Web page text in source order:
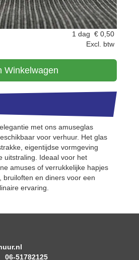
1 dag € 0,50
Excl. btw
Winkelwagen
met ons amuseglas
voor verhuur. Het glas
eigentijdse vormgeving
uitstraling. Ideaal voor het
amuses of verrukkelijke hapjes
bruiloften en diners voor een
ervaring.
06-51782125